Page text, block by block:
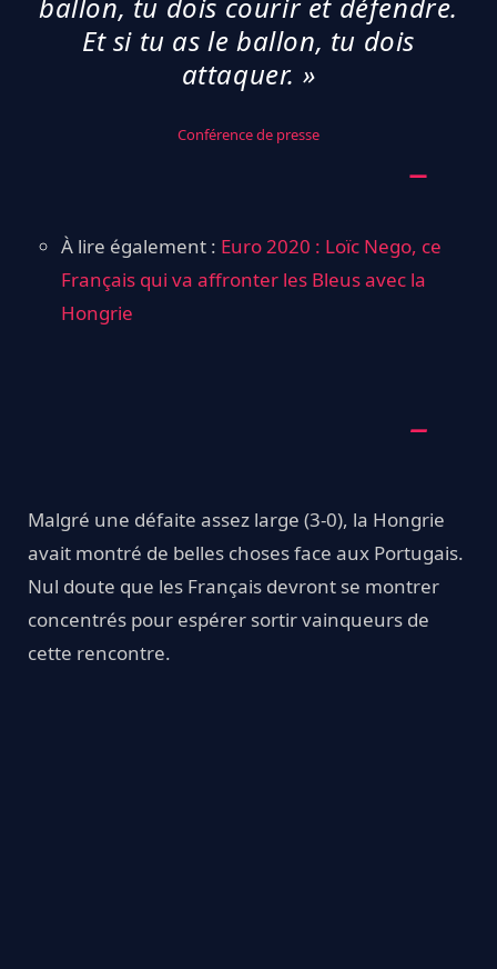
Et si tu as le ballon, tu dois
attaquer. »
Conférence de presse
À lire également : Euro 2020 : Loïc Nego, ce
Français qui va affronter les Bleus avec la
Hongrie
Malgré une défaite assez large (3-0), la Hongrie
avait montré de belles choses face aux Portugais.
Nul doute que les Français devront se montrer
concentrés pour espérer sortir vainqueurs de
cette rencontre.